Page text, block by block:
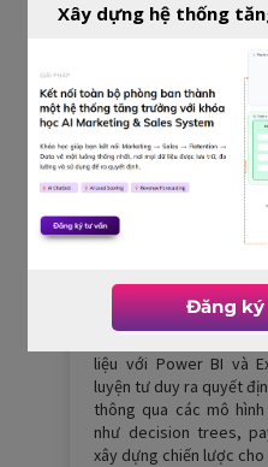
Analytics
liệu với Power BI và
luyện tư duy ra quyết
thông qua các mô
như decision trees,
xây dựng chiến lược
Xây dựng hệ thống
Đăng